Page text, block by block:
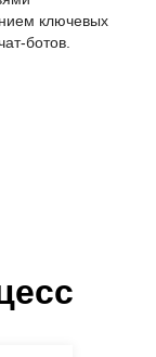
ключевых
ботов.